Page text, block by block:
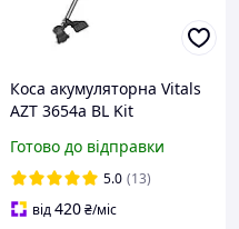
Коса акумуляторна Vitals
AZT 3654a BL Kit
Готово до відправки
5.0 (13)
від420₴/міс